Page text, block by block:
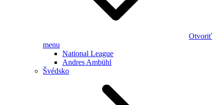
Otvoriť
menu
National League
Andres Ambühl
Švédsko